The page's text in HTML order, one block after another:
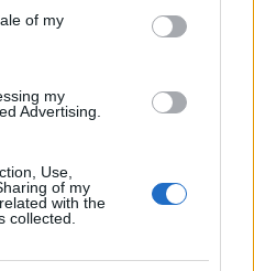
of my
my
Advertising.
Use,
of my
with the
collected.
a közeledő ökológiai
a rendező a színház
is részletezi, a Walhalla,
világa ma már nem
azt jól átélik, ha
munkájukért nem
akarja a kialkudott
Fasoltnak.